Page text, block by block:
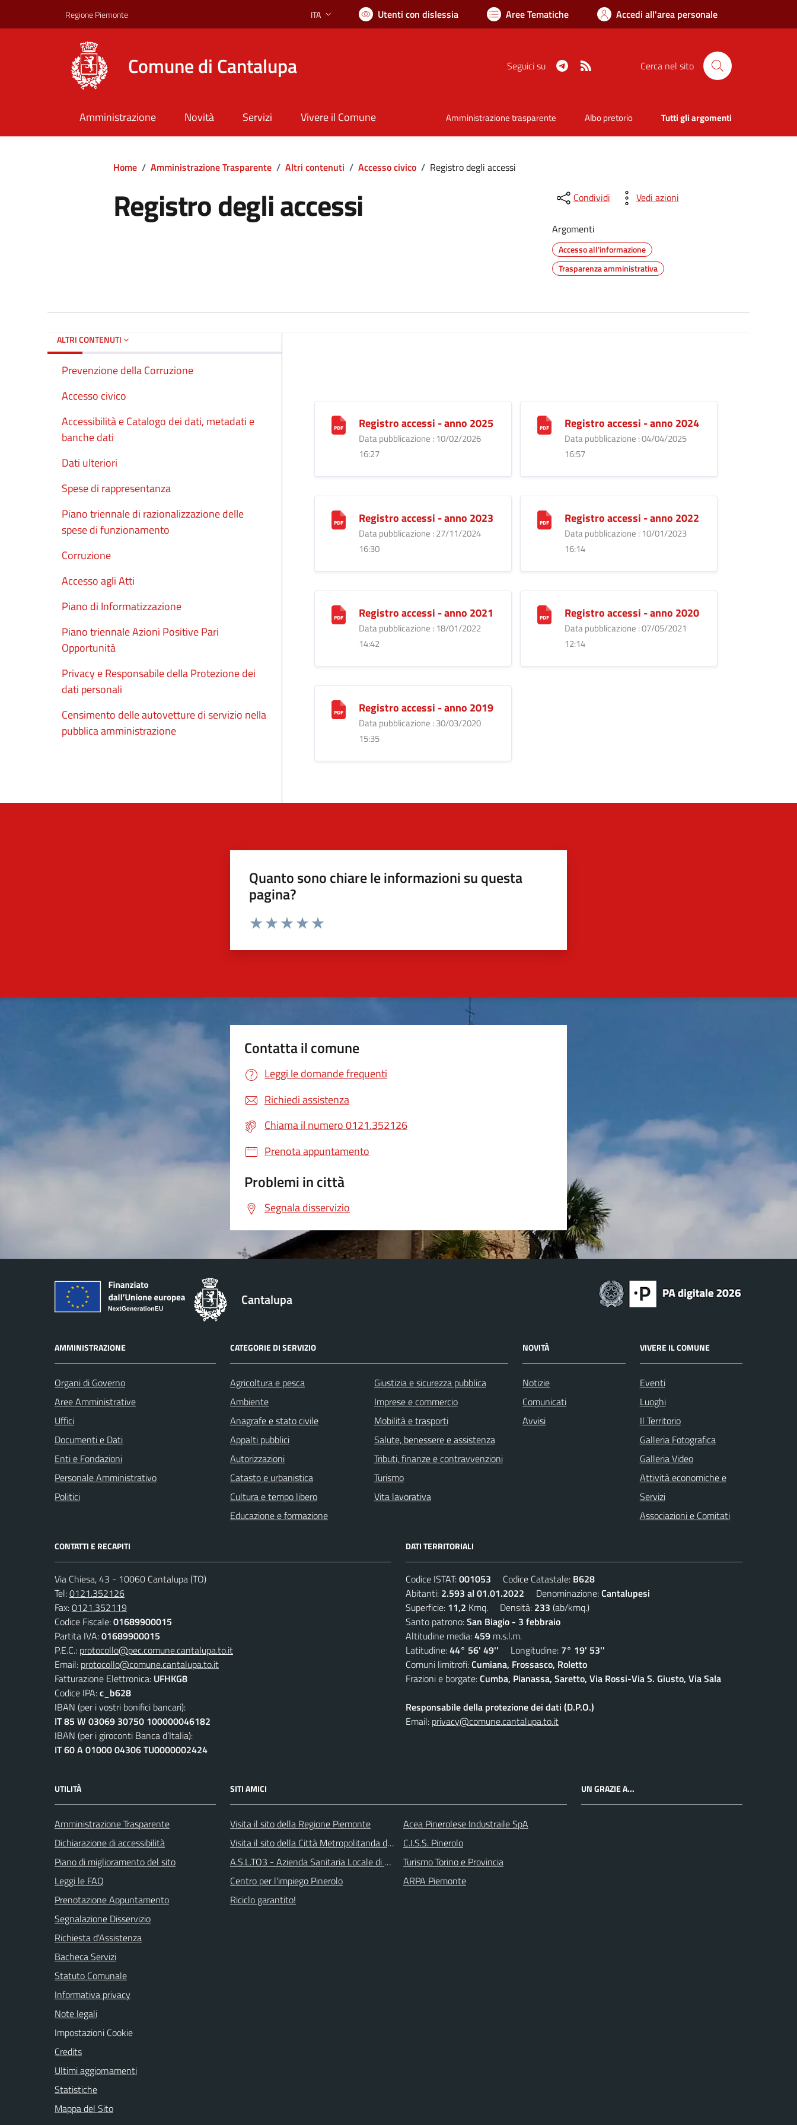
Regione Piemonte Lingua attiva:
ITA Utenti con dislessia Aree Tematiche Accedi all'area personale
Comune di Cantalupa Seguici su Telegram Cerca nel sito
Amministrazione Novità Servizi Vivere il Comune Amministrazione trasparente Albo pretorio Tutti gli argomenti
Home / Amministrazione Trasparente / Altri contenuti / Accesso civico / Registro degli accessi
Registro degli accessi Condividi Vedi azioni
Argomenti
Accesso all'informazione
Trasparenza amministrativa
ALTRI CONTENUTI
Prevenzione della Corruzione
Accesso civico
Accessibilità e Catalogo dei dati, metadati e
banche dati
Dati ulteriori
Spese di rappresentanza
Piano triennale di razionalizzazione delle
spese di funzionamento
Corruzione
Accesso agli Atti
Piano di Informatizzazione
Piano triennale Azioni Positive Pari
Opportunità
Privacy e Responsabile della Protezione dei
dati personali
Censimento delle autovetture di servizio nella
pubblica amministrazione
Registro accessi - anno 2025
Data pubblicazione : 10/02/2026
16:27
Registro accessi - anno 2024
Data pubblicazione : 04/04/2025
16:57
Registro accessi - anno 2023
Data pubblicazione : 27/11/2024
16:30
Registro accessi - anno 2022
Data pubblicazione : 10/01/2023
16:14
Registro accessi - anno 2021
Data pubblicazione : 18/01/2022
14:42
Registro accessi - anno 2020
Data pubblicazione : 07/05/2021
12:14
Registro accessi - anno 2019
Data pubblicazione : 30/03/2020
15:35
Quanto sono chiare le informazioni su questa
pagina?
Valuta da 1 a 5 stelle la pagina
Contatta il comune
Leggi le domande frequenti
Richiedi assistenza
Chiama il numero 0121.352126
Prenota appuntamento
Problemi in città
Segnala disservizio
Cantalupa
AMMINISTRAZIONE
Organi di Governo
Aree Amministrative
Uffici
Documenti e Dati
Enti e Fondazioni
Personale Amministrativo
Politici
CATEGORIE DI SERVIZIO
Agricoltura e pesca
Ambiente
Anagrafe e stato civile
Appalti pubblici
Autorizzazioni
Catasto e urbanistica
Cultura e tempo libero
Educazione e formazione
Giustizia e sicurezza pubblica
Imprese e commercio
Mobilità e trasporti
Salute, benessere e assistenza
Tributi, finanze e contravvenzioni
Turismo
Vita lavorativa
NOVITÀ
Notizie
Comunicati
Avvisi
VIVERE IL COMUNE
Eventi
Luoghi
Il Territorio
Galleria Fotografica
Galleria Video
Attività economiche e
Servizi
Associazioni e Comitati
CONTATTI E RECAPITI
Via Chiesa, 43 - 10060 Cantalupa (TO)
Tel:0121.352126
Fax:0121.352119
Codice Fiscale:01689900015
Partita IVA:01689900015
P.E.C.: protocollo@pec.comune.cantalupa.to.it
Email: protocollo@comune.cantalupa.to.it
Fatturazione Elettronica: UFHKG8
Codice IPA:c_b628
IBAN (per i vostri bonifici bancari):
IT 85 W 03069 30750 100000046182
IBAN (per i giroconti Banca d’Italia):
IT 60 A 01000 04306 TU0000002424
DATI TERRITORIALI
Codice ISTAT:001053 Codice Catastale: B628
Abitanti: 2.593 al 01.01.2022 Denominazione:Cantalupesi
Superficie: 11,2 Kmq. Densità: 233 (ab/kmq.)
Santo patrono:San Biagio - 3 febbraio
Altitudine media:459 m.s.l.m.
Latitudine:44° 56' 49'' Longitudine: 7° 19' 53''
Comuni limitrofi:Cumiana, Frossasco, Roletto
Frazioni e borgate:Cumba, Pianassa, Saretto, Via Rossi-Via S. Giusto, Via Sala
Responsabile della protezione dei dati (D.P.O.)
Email: privacy@comune.cantalupa.to.it
UTILITÀ
Amministrazione Trasparente
Dichiarazione di accessibilità
Piano di miglioramento del sito
Leggi le FAQ
Prenotazione Appuntamento
Segnalazione Disservizio
Richiesta d'Assistenza
Bacheca Servizi
Statuto Comunale
Informativa privacy
Note legali
Impostazioni Cookie
Credits
Ultimi aggiornamenti
Statistiche
Mappa del Sito
SITI AMICI
Visita il sito della Regione Piemonte
Visita il sito della Città Metropolitanda di Torino
A.S.L.TO3 - Azienda Sanitaria Locale di Collegno e Pinerolo
Centro per l'impiego Pinerolo
Riciclo garantito!
Acea Pinerolese Industraile SpA
C.I.S.S. Pinerolo
Turismo Torino e Provincia
ARPA Piemonte
UN GRAZIE A...